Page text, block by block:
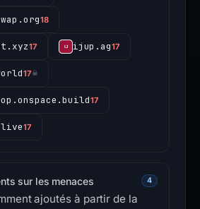
18
17 ijup.ag17
17☠
17
17
sur les menaces 4
ajoutés à partir de la